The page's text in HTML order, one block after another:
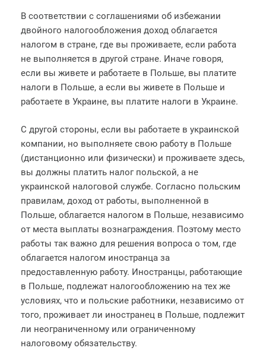
В соответствии с соглашениями об избежании
двойного налогообложения доход облагается
налогом в стране, где вы проживаете, если работа
не выполняется в другой стране. Иначе говоря,
если вы живете и работаете в Польше, вы платите
налоги в Польше, а если вы живете в Польше и
работаете в Украине, вы платите налоги в Украине.
С другой стороны, если вы работаете в украинской
компании, но выполняете свою работу в Польше
(дистанционно или физически) и проживаете здесь,
вы должны платить налог польской, а не
украинской налоговой службе. Согласно польским
правилам, доход от работы, выполненной в
Польше, облагается налогом в Польше, независимо
от места выплаты вознаграждения. Поэтому место
работы так важно для решения вопроса о том, где
облагается налогом иностранца за
предоставленную работу. Иностранцы, работающие
в Польше, подлежат налогообложению на тех же
условиях, что и польские работники, независимо от
того, проживает ли иностранец в Польше, подлежит
ли неограниченному или ограниченному
налоговому обязательству.